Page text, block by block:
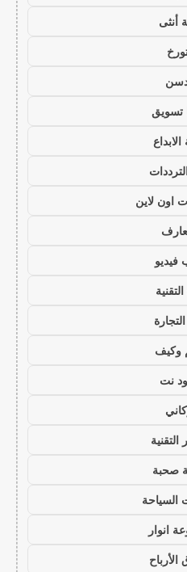
أنثى
تسويق
اون لاين
فيديو
وكيف
نت
صحبة
السياحة
انوار